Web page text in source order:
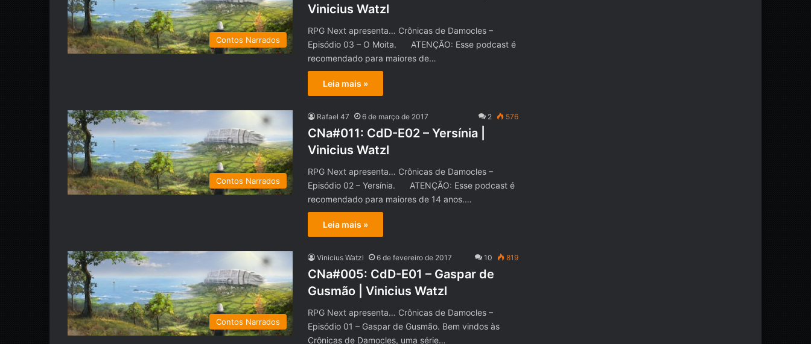
Contos Narrados
Vinicius Watzl
RPG Next apresenta… Crônicas de Damocles –
Episódio 03 – O Moita. ATENÇÃO: Esse podcast é
recomendado para maiores de…
Leia mais »
Contos Narrados
Rafael 47 6 de março de 2017 2 576
CNa#011: CdD-E02 – Yersínia |
Vinicius Watzl
RPG Next apresenta… Crônicas de Damocles –
Episódio 02 – Yersínia. ATENÇÃO: Esse podcast é
recomendado para maiores de 14 anos.…
Leia mais »
Contos Narrados
Vinicius Watzl 6 de fevereiro de 2017 10 819
CNa#005: CdD-E01 – Gaspar de
Gusmão | Vinicius Watzl
RPG Next apresenta… Crônicas de Damocles –
Episódio 01 – Gaspar de Gusmão. Bem vindos às
Crônicas de Damocles, uma série…